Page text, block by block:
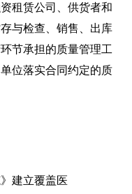
租赁公司、供货者和
与检查、销售、出库
节承担的质量管理工
位落实合同约定的质
建立覆盖医